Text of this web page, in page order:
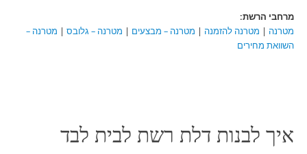
מרחבי הרשת:
מטרנה | מטרנה להזמנה | מטרנה – מבצעים | מטרנה – גלובס| מטרנה –
השוואת מחירים
איך לבנות דלת רשת לבית לבד